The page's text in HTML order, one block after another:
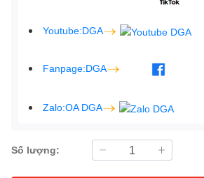
Youtube:DGA
Fanpage:DGA
Zalo:OA DGA
Số lượng: